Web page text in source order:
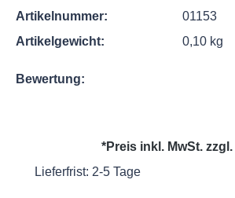
Artikelnummer:
01153
Artikelgewicht:
0,10 kg
Bewertung:
*Preis inkl. MwSt. zzgl.
Lieferfrist: 2-5 Tage